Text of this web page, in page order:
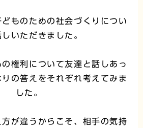
ものための社会づくりについ
いただきました。
権利について友達と話しあっ
の答えをそれぞれ考えてみま
した。
が違うからこそ、相手の気持